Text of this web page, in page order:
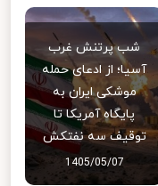
شب پرتنش غرب
آسیا؛ از ادعای حمله
موشکی ایران به
پایگاه آمریکا تا
توقیف سه نفتکش
1405/05/07